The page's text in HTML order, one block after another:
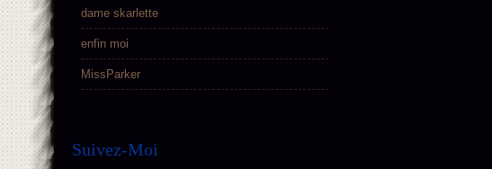
dame skarlette
enfin moi
MissParker
Suivez-Moi